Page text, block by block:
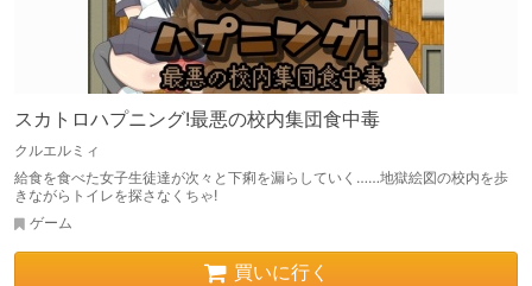
スカトロハプニング!最悪の校内集団食中毒
クルエルミィ
給食を食べた女子生徒達が次々と下痢を漏らしていく……地獄絵図の校内を歩
きながらトイレを探さなくちゃ!
ゲーム
買いに行く